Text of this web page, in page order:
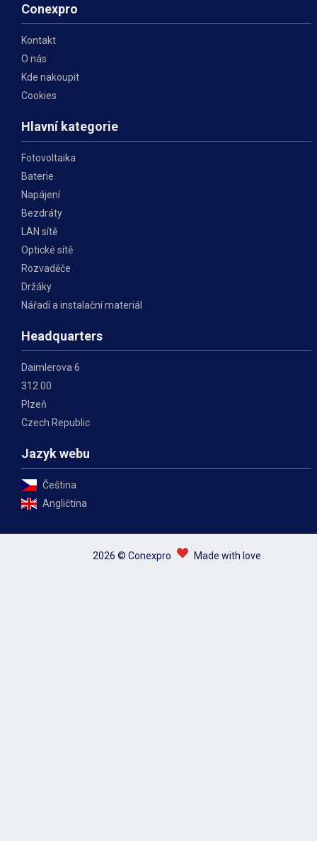
Conexpro
Kontakt
O nás
Kde nakoupit
Cookies
Hlavní kategorie
Fotovoltaika
Baterie
Napájení
Bezdráty
LAN sítě
Optické sítě
Rozvaděče
Držáky
Nářadí a instalační materiál
Headquarters
Daimlerova 6
312 00
Plzeň
Czech Republic
Jazyk webu
Čeština
Angličtina
2026 © Conexpro Made with love